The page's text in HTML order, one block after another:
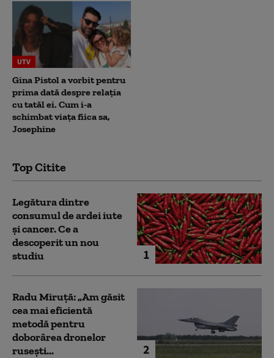
UTV
Gina Pistol a vorbit pentru
prima dată despre relația
cu tatăl ei. Cum i-a
schimbat viața fiica sa,
Josephine
Top Citite
1
Legătura dintre
consumul de ardei iute
și cancer. Ce a
descoperit un nou
studiu
2
Radu Miruță: „Am găsit
cea mai eficientă
metodă pentru
doborârea dronelor
rusești...